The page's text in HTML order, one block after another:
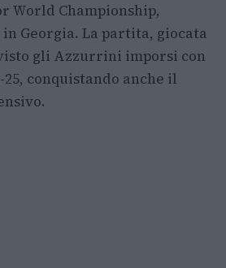
World Championship,
Georgia. La partita, giocata
gli Azzurrini imporsi con
conquistando anche il